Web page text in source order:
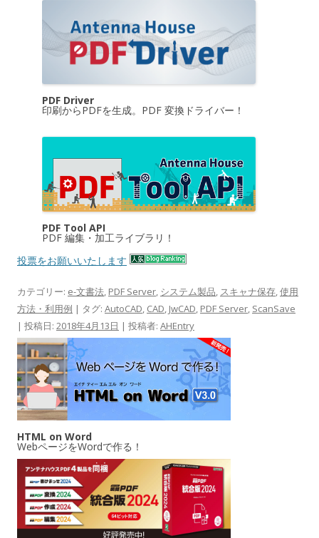
PDF Driver
印刷からPDFを生成。PDF 変換ドライバー！
PDF Tool API
PDF 編集・加工ライブラリ！
投票をお願いいたします
カテゴリー: e-文書法, PDF Server, システム製品, スキャナ保存,使用
方法・利用例 | タグ: AutoCAD, CAD, JwCAD, PDF Server, ScanSave
| 投稿日: 2018年4月13日 | 投稿者: AHEntry
HTML on Word
WebページをWordで作る！